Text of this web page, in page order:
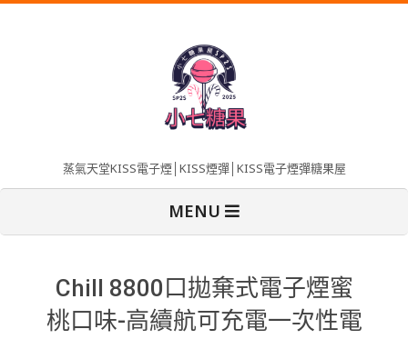
蒸氣天堂KISS電子煙│KISS煙彈│KISS電子煙彈糖果屋
MENU
Chill 8800口拋棄式電子煙蜜
桃口味-高續航可充電一次性電